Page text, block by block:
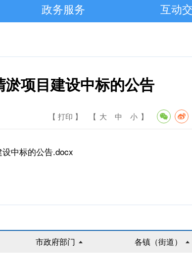
政务服务 互动
项目建设中标的公告
【 打印 】 【 大 中 小 】
中标的公告.docx
市政府部门 各镇（街道）